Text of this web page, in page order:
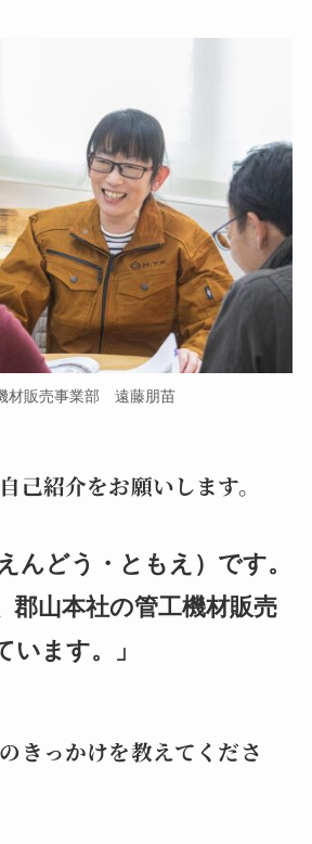
材販売事業部 遠藤朋苗
己紹介をお願いします。
んどう・ともえ）です。
郡山本社の管工機材販売
います。」
きっかけを教えてくださ